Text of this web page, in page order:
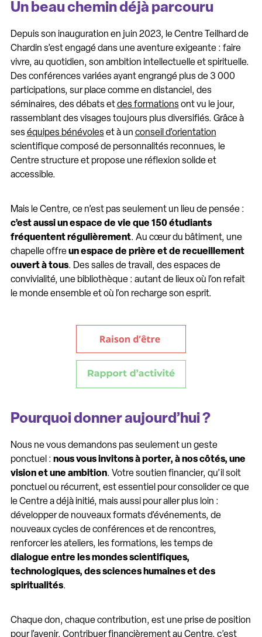
Un beau chemin déjà parcouru
Depuis son inauguration en juin 2023, le Centre Teilhard de
Chardin s’est engagé dans une aventure exigeante : faire
vivre, au quotidien, son ambition intellectuelle et spirituelle.
Desconférences variéesayant engrangé plus de 3 000
participations, sur place comme en distanciel, des
séminaires, des débats etdes formationsont vu le jour,
rassemblant des visages toujours plus diversifiés. Grâce à
seséquipes bénévoleset à un conseil d’orientation
scientifique composé de personnalités reconnues, le
Centre structure et propose une réflexion solide et
accessible.
Mais le Centre, ce n’est pas seulement un lieu de pensée :
c’est aussi un espace de vie que 150 étudiants
fréquentent régulièrement. Au cœur du bâtiment, une
chapelle offreun espace de prière et de recueillement
ouvert à tous. Des salles de travail, des espaces de
convivialité, une bibliothèque : autant de lieux où l’on refait
le monde ensemble et où l’on recharge son esprit.
Pourquoi donner aujourd’hui ?
Nous ne vous demandons pas seulement un geste
ponctuel : nous vous invitons à porter, à nos côtés, une
vision et une ambition. Votre soutien financier, qu’il soit
ponctuel ou récurrent, est essentiel pour consolider ce que
le Centre a déjà initié, mais aussi pour aller plus loin :
développer de nouveaux formats d’événements, de
nouveaux cycles de conférences et de rencontres,
renforcer les ateliers, les formations, les temps de
dialogue entre les mondes scientifiques,
technologiques, des sciences humaines et des
spiritualités.
Chaque don, chaque contribution, est une prise de position
pour l’avenir. Contribuer financièrement au Centre, c’est